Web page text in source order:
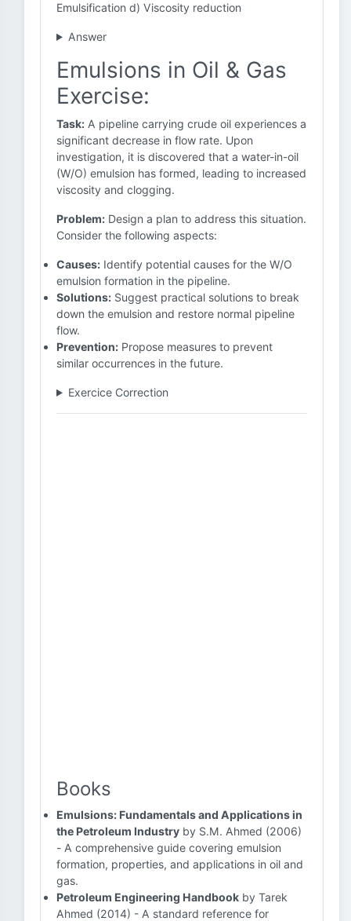
Emulsification d) Viscosity reduction
Answer
Emulsions in Oil & Gas
Exercise:
Task: A pipeline carrying crude oil experiences a
significant decrease in flow rate. Upon
investigation, it is discovered that a water-in-oil
(W/O) emulsion has formed, leading to increased
viscosity and clogging.
Problem: Design a plan to address this situation.
Consider the following aspects:
Causes: Identify potential causes for the W/O
emulsion formation in the pipeline.
Solutions: Suggest practical solutions to break
down the emulsion and restore normal pipeline
flow.
Prevention: Propose measures to prevent
similar occurrences in the future.
Exercice Correction
Books
Emulsions: Fundamentals and Applications in
the Petroleum Industry by S.M. Ahmed (2006)
- A comprehensive guide covering emulsion
formation, properties, and applications in oil and
gas.
Petroleum Engineering Handbook by Tarek
Ahmed (2014) - A standard reference for